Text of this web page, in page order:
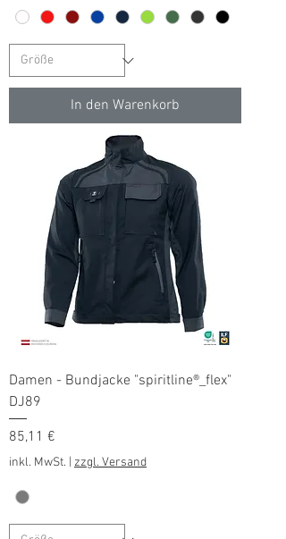
In den Warenkorb
Damen - Bundjacke "spiritline®_flex"
DJ89
Preis
85,11 €
inkl. MwSt. zzgl. Versand